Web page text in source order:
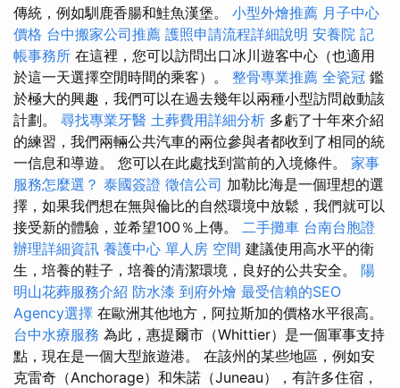
傳統，例如馴鹿香腸和鮭魚漢堡。 小型外燴推薦 月子中心
價格 台中搬家公司推薦 護照申請流程詳細說明 安養院 記
帳事務所 在這裡，您可以訪問出口冰川遊客中心（也適用
於這一天選擇空閒時間的乘客）。 整骨專業推薦 全瓷冠 鑑
於極大的興趣，我們可以在過去幾年以兩種小型訪問啟動該
計劃。 尋找專業牙醫 土葬費用詳細分析 多虧了十年來介紹
的練習，我們兩輛公共汽車的兩位參與者都收到了相同的統
一信息和導遊。 您可以在此處找到當前的入境條件。 家事
服務怎麼選？ 泰國簽證 徵信公司 加勒比海是一個理想的選
擇，如果我們想在無與倫比的自然環境中放鬆，我們就可以
接受新的體驗，並希望100％上傳。 二手攤車 台南台胞證
辦理詳細資訊 養護中心 單人房 空間 建議使用高水平的衛
生，培養的鞋子，培養的清潔環境，良好的公共安全。 陽
明山花葬服務介紹 防水漆 到府外燴 最受信賴的SEO
Agency選擇 在歐洲其他地方，阿拉斯加的價格水平很高。
台中水療服務 為此，惠提爾市（Whittier）是一個軍事支持
點，現在是一個大型旅遊港。 在該州的某些地區，例如安
克雷奇（Anchorage）和朱諾（Juneau），有許多住宿，